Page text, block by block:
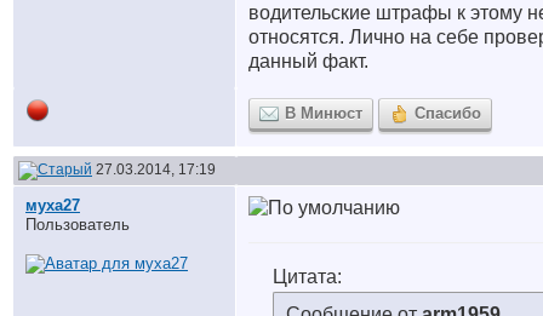
водительские штрафы к этому
относятся. Лично на себе
данный факт.
В Минюст Спасибо
27.03.2014, 17:19
муха27
Пользователь
Цитата: